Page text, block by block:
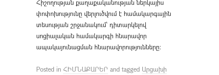
Հիշողության քաղաքականության ներկայիս
փոփոխությունը վերլուծվում է համակարգային
տեսության շրջանակում՝ դիտարկելով
սոցիալական համակարգի հնարավոր
ապակայունացման հնարավորությունները։
Posted in ՀԻՄՆԱՔԱՐԵՐ and tagged Արցախի